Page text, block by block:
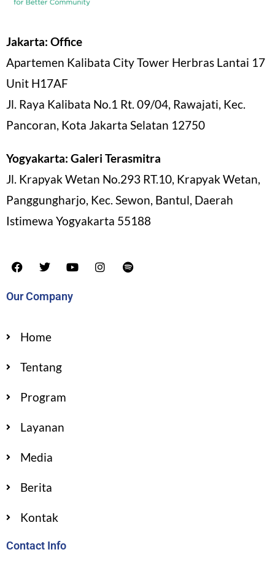
Jakarta: Office
Apartemen Kalibata City Tower Herbras Lantai 17
Unit H17AF
Jl. Raya Kalibata No.1 Rt. 09/04, Rawajati, Kec.
Pancoran, Kota Jakarta Selatan 12750
Yogyakarta: Galeri Terasmitra
Jl. Krapyak Wetan No.293 RT.10, Krapyak Wetan,
Panggungharjo, Kec. Sewon, Bantul, Daerah
Istimewa Yogyakarta 55188
Our Company
Home
Tentang
Program
Layanan
Media
Berita
Kontak
Contact Info